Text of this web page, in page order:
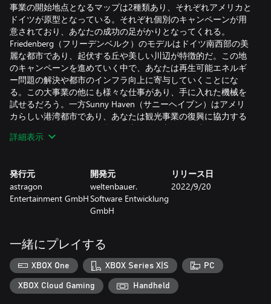
事業の開始地点となるマップは2種類あり、それぞれアメリカと
ドイツが原型となっている。それぞれ個別のキャンペーンが用
意されており、あなたの成功の足がかりとなってくれる。
Friedenberg（フリーデンベルク）のモデルはドイツ南西部の美
麗な都市であり、起伏する丘や美しい川辺が特徴的だ。この地
のキャンペーンを進めていく中で、あなたは再生可能エネルギ
ー問題の解決や都市のインフラ向上に寄与していくことにな
る。この大事業の他にも様々な仕事があり、手に入れた機械を
試せるだろう。一方Sunny Haven（サニーヘイブン）はアメリ
カらしい港湾都市であり、あなたは観光事業の復興に協力する
ことになる。全体で90を超える刺激的な契約が用意されてい
る。常に新しい発見があなたを待っているはずだ。
ことになるだろう！ 公式ライセンスパートナーの提供する80を
超える建機の中から、好きなものを選択しよう。どれも本物が
忠実に再現されたもので、シリーズおなじみの建機から、新規
追加されたものまでよりどりみどりだ。ブランドも同様だ。既
Caterpillar©、Kenworth、Liebherr、MAN、Mack Trucks、
Meiller-Kipper、Palfinger、Stil、Wirtgen Groupに加え、新規パ
ートナーのBenninghoven（Wirtgen Group内）、CIFA、DAF、
Doosan、Nooteboom、Scania、Schwing Stetter、Wacker
Neusonの建機も使用できるようになる。さらに、Engelbert
Strauss社から提供された個人用保護具もキャラクター作成時に
詳細表示
発行元
astragon
Entertainment GmbH
開発元
weltenbauer.
Software Entwicklung
GmbH
リリース日
2022/9/20
一緒にプレイする
XBOX One XBOX Series X|S PC
XBOX Cloud Gaming Handheld